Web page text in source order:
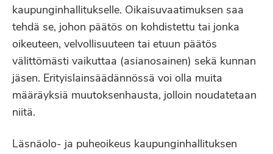
kaupunginhallitukselle. Oikaisuvaatimuksen saa
tehdä se, johon päätös on kohdistettu tai jonka
oikeuteen, velvollisuuteen tai etuun päätös
välittömästi vaikuttaa (asianosainen) sekä kunnan
jäsen. Erityislainsäädännössä voi olla muita
määräyksiä muutoksenhausta, jolloin noudatetaan
niitä.
Läsnäolo- ja puheoikeus kaupunginhallituksen